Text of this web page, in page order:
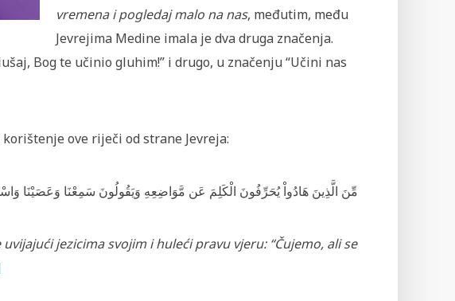
vremena i pogledaj malo na nas, međutim, među
Jevrejima Medine imala je dva druga značenja.
Bog te učinio gluhim!” i drugo, u značenju “Učini nas
ove riječi od strane Jevreja:
مِّنَ الَّذِينَ هَادُواْ يُحَرِّفُونَ الْكَلِمَ عَن مَّوَاضِعِهِ وَيَقُولُونَ سَمِعْنَا وَعَصَيْنَا
jezicima svojim i huleći pravu vjeru: “Čujemo, ali se